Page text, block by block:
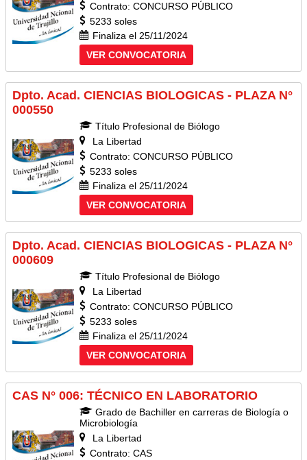
Contrato: CONCURSO PÚBLICO
5233 soles
Finaliza el 25/11/2024
VER CONVOCATORIA
Dpto. Acad. CIENCIAS BIOLOGICAS - PLAZA N°
000550
Título Profesional de Biólogo
La Libertad
Contrato: CONCURSO PÚBLICO
5233 soles
Finaliza el 25/11/2024
VER CONVOCATORIA
Dpto. Acad. CIENCIAS BIOLOGICAS - PLAZA N°
000609
Título Profesional de Biólogo
La Libertad
Contrato: CONCURSO PÚBLICO
5233 soles
Finaliza el 25/11/2024
VER CONVOCATORIA
CAS N° 006: TÉCNICO EN LABORATORIO
Grado de Bachiller en carreras de Biología o
Microbiología
La Libertad
Contrato: CAS